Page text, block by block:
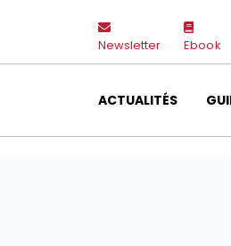
Newsletter Ebook
ACTUALITÉS